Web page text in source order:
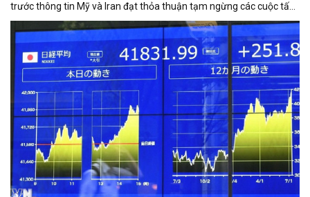
trước thông tin Mỹ và Iran đạt thỏa thuận tạm ngừng các cuộc tấn
công đáp trả lẫn nhau, mở ra triển vọng nối lại đối thoại.